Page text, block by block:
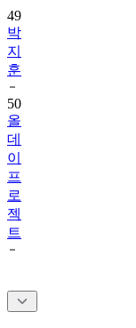
지
훈
50
올
데
이
프
로
젝
트